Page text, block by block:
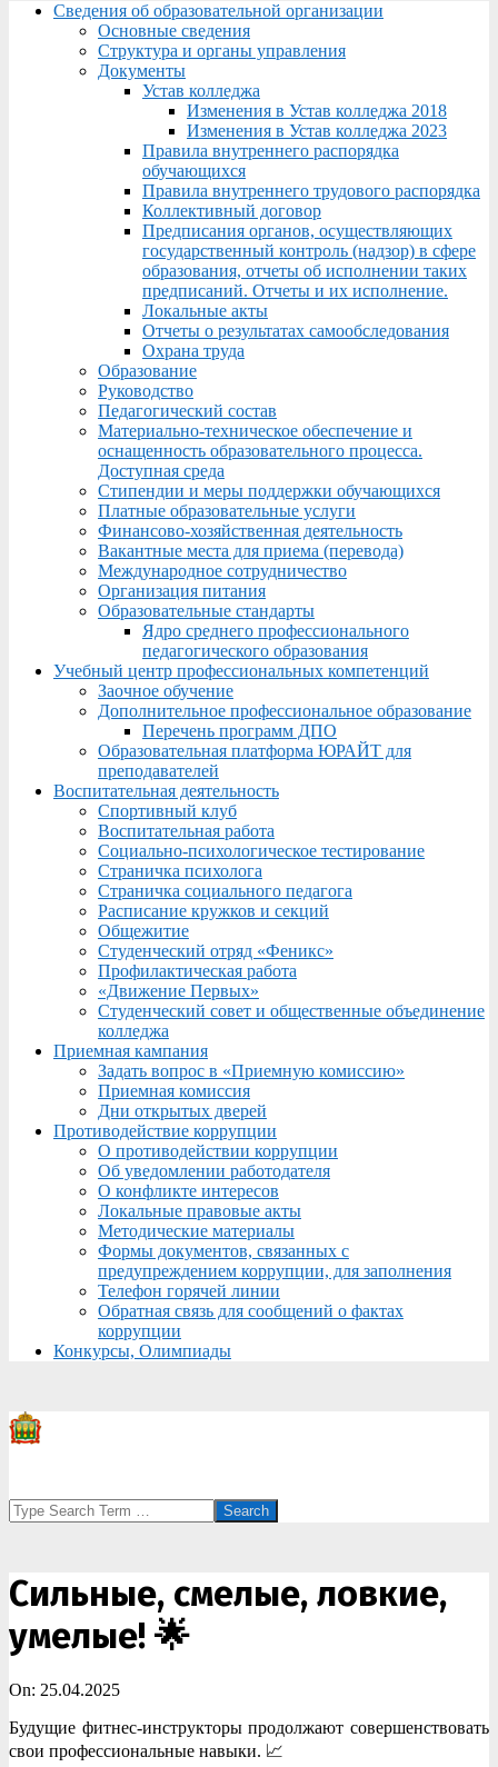
Menu
Сведения об образовательной организации
Основные сведения
Структура и органы управления
Документы
Устав колледжа
Изменения в Устав колледжа 2018
Изменения в Устав колледжа 2023
Правила внутреннего распорядка
обучающихся
Правила внутреннего трудового распорядка
Коллективный договор
Предписания органов, осуществляющих
государственный контроль (надзор) в сфере
образования, отчеты об исполнении таких
предписаний. Отчеты и их исполнение.
Локальные акты
Отчеты о результатах самообследования
Охрана труда
Образование
Руководство
Педагогический состав
Материально-техническое обеспечение и
оснащенность образовательного процесса.
Доступная среда
Стипендии и меры поддержки обучающихся
Платные образовательные услуги
Финансово-хозяйственная деятельность
Вакантные места для приема (перевода)
Международное сотрудничество
Организация питания
Образовательные стандарты
Ядро среднего профессионального
педагогического образования
Учебный центр профессиональных компетенций
Заочное обучение
Дополнительное профессиональное образование
Перечень программ ДПО
Образовательная платформа ЮРАЙТ для
преподавателей
Воспитательная деятельность
Спортивный клуб
Воспитательная работа
Социально-психологическое тестирование
Страничка психолога
Страничка социального педагога
Расписание кружков и секций
Общежитие
Студенческий отряд «Феникс»
Профилактическая работа
«Движение Первых»
Студенческий совет и общественные объединение
колледжа
Приемная кампания
Задать вопрос в «Приемную комиссию»
Приемная комиссия
Дни открытых дверей
Противодействие коррупции
О противодействии коррупции
Об уведомлении работодателя
О конфликте интересов
Локальные правовые акты
Методические материалы
Формы документов, связанных с
предупреждением коррупции, для заполнения
Телефон горячей линии
Обратная связь для сообщений о фактах
коррупции
Конкурсы, Олимпиады
Search
Сильные, смелые, ловкие,
умелые! 🌟
On: 25.04.2025
Будущие фитнес-инструкторы продолжают совершенствовать
свои профессиональные навыки. 📈